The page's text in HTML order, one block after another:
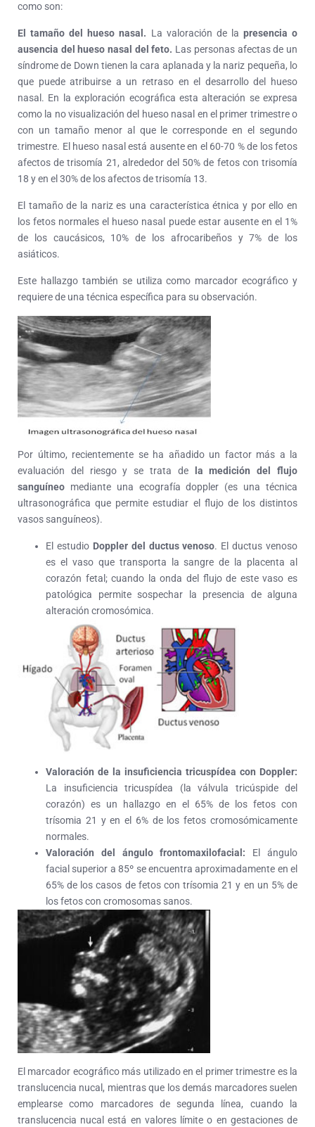
como son:
El tamaño del hueso nasal. La valoración de la presencia o
ausencia del hueso nasal del feto. Las personas afectas de un
síndrome de Down tienen la cara aplanada y la nariz pequeña, lo
que puede atribuirse a un retraso en el desarrollo del hueso
nasal. En la exploración ecográfica esta alteración se expresa
como la no visualización del hueso nasal en el primer trimestre o
con un tamaño menor al que le corresponde en el segundo
trimestre. El hueso nasal está ausente en el 60-70 % de los fetos
afectos de trisomía 21, alrededor del 50% de fetos con trisomía
18 y en el 30% de los afectos de trisomía 13.
El tamaño de la nariz es una característica étnica y por ello en
los fetos normales el hueso nasal puede estar ausente en el 1%
de los caucásicos, 10% de los afrocaribeños y 7% de los
asiáticos.
Este hallazgo también se utiliza como marcador ecográfico y
requiere de una técnica específica para su observación.
Por último, recientemente se ha añadido un factor más a la
evaluación del riesgo y se trata de
la medición del flujo
sanguíneo mediante una ecografía doppler (es una técnica
ultrasonográfica que permite estudiar el flujo de los distintos
vasos sanguíneos).
El estudio Doppler del ductus venoso. El ductus venoso
es el vaso que transporta la sangre de la placenta al
corazón fetal; cuando la onda del flujo de este vaso es
patológica permite sospechar la presencia de alguna
alteración cromosómica.
Valoración de la insuficiencia tricuspídea con Doppler:
La insuficiencia tricuspídea (la válvula tricúspide del
corazón) es un hallazgo en el 65% de los fetos con
trísomia 21 y en el 6% de los fetos cromosómicamente
normales.
Valoración del ángulo frontomaxilofacial: El ángulo
facial superior a 85º se encuentra aproximadamente en el
65% de los casos de fetos con trísomia 21 y en un 5% de
los fetos con cromosomas sanos.
El marcador ecográfico más utilizado en el primer trimestre es la
translucencia nucal, mientras que los demás marcadores suelen
emplearse como marcadores de segunda línea, cuando la
translucencia nucal está en valores límite o en gestaciones de